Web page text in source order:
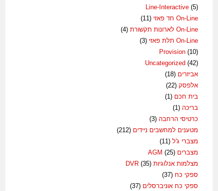
Line-Interactive (5)
On-Line חד פאזי
(11)
On-Line לארונות תקשורת
(4)
On-Line תלת פאזי
(3)
Provision (10)
Uncategorized (42)
אביזרים (18)
אלפסק (22)
בית חכם (1)
בריכה (1)
כרטיסי הרחבה (3)
מטענים למחשבים ניידים (212)
מצברי ג'ל (11)
מצברים AGM(25)
מצלמות אנלוגיות DVR(35)
ספקי כח (37)
ספקי כח אוניברסלים (37)